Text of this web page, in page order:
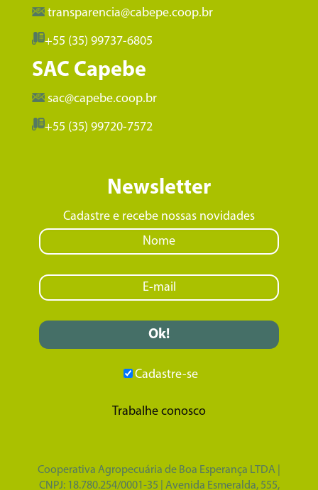
transparencia@cabepe.coop.br
+55 (35) 99737-6805
SAC Capebe
sac@capebe.coop.br
+55 (35) 99720-7572
Newsletter
Cadastre e recebe nossas novidades
Cadastre-se
Trabalhe conosco
Cooperativa Agropecuária de Boa Esperança LTDA |
CNPJ: 18.780.254/0001-35 | Avenida Esmeralda, 555,